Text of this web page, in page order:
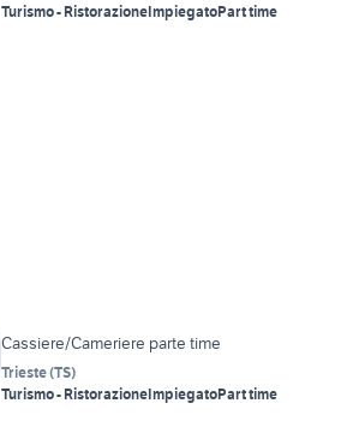
Turismo - RistorazioneImpiegatoPart time
Cassiere/Cameriere parte time
Trieste(TS)
Turismo - RistorazioneImpiegatoPart time